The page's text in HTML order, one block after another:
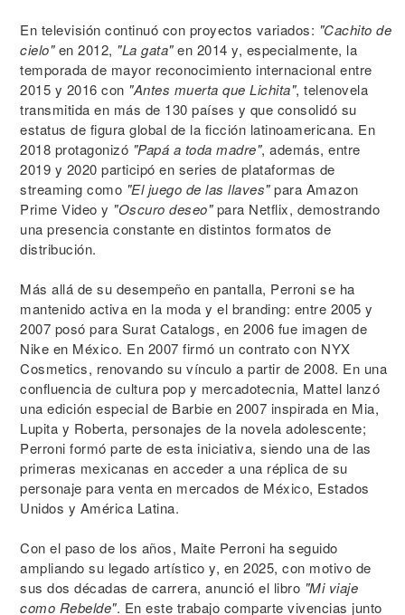
En televisión continuó con proyectos variados: "Cachito de
cielo"en 2012, "La gata"en 2014 y, especialmente, la
temporada de mayor reconocimiento internacional entre
2015 y 2016 con "Antes muerta que Lichita", telenovela
transmitida en más de 130 países y que consolidó su
estatus de figura global de la ficción latinoamericana. En
2018 protagonizó "Papá a toda madre", además, entre
2019 y 2020 participó en series de plataformas de
streaming como "El juego de las llaves"para Amazon
Prime Video y "Oscuro deseo"para Netflix, demostrando
una presencia constante en distintos formatos de
distribución.
Más allá de su desempeño en pantalla, Perroni se ha
mantenido activa en la moda y el branding: entre 2005 y
2007 posó para Surat Catalogs, en 2006 fue imagen de
Nike en México. En 2007 firmó un contrato con NYX
Cosmetics, renovando su vínculo a partir de 2008. En una
confluencia de cultura pop y mercadotecnia, Mattel lanzó
una edición especial de Barbie en 2007 inspirada en Mia,
Lupita y Roberta, personajes de la novela adolescente;
Perroni formó parte de esta iniciativa, siendo una de las
primeras mexicanas en acceder a una réplica de su
personaje para venta en mercados de México, Estados
Unidos y América Latina.
Con el paso de los años, Maite Perroni ha seguido
ampliando su legado artístico y, en 2025, con motivo de
sus dos décadas de carrera, anunció el libro "Mi viaje
como Rebelde". En este trabajo comparte vivencias junto